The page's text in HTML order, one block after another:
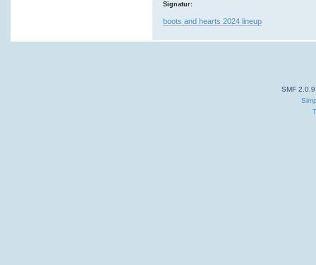
Signatur:
boots and hearts 2024 lineup
SMF 2.0.9